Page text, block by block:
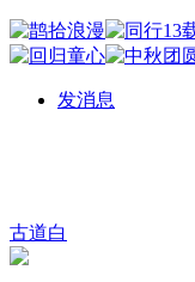
发消息
古道白